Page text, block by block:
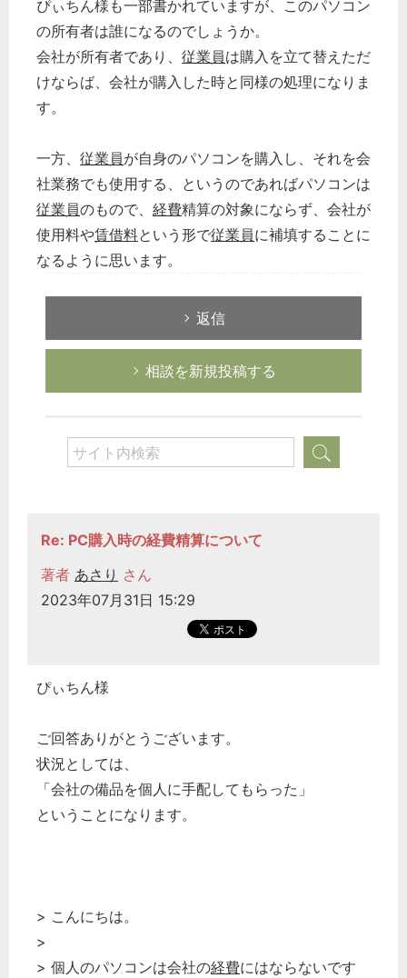
ぴぃちん様も一部書かれていますが、このパソコン
の所有者は誰になるのでしょうか。
会社が所有者であり、 従業員は購入を立て替えただ
けならば、会社が購入した時と同様の処理になりま
す。
一方、 従業員が自身のパソコンを購入し、それを会
社業務でも使用する、というのであればパソコンは
従業員のもので、 経費精算の対象にならず、会社が
使用料や賃借料という形で従業員に補填することに
なるように思います。
返信
相談を新規投稿する
Re: PC購入時の経費精算について
著者 あさり さん
2023年07月31日 15:29
ぴぃちん様
ご回答ありがとうございます。
状況としては、
「会社の備品を個人に手配してもらった」
ということになります。
> こんにちは。
>
> 個人のパソコンは会社の経費にはならないです